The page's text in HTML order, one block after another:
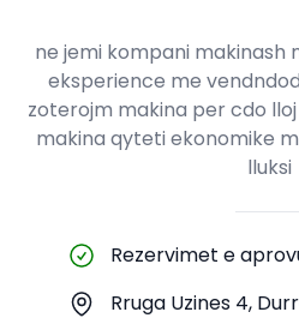
ne jemi kompani makinash
eksperience me
zoterojm makina per cdo
makina qyteti ekonomike
lluksi
Rezervimet e
Rruga Uzines 4,